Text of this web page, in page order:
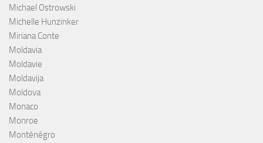
Michael Ostrowski
Michelle Hunzinker
Miriana Conte
Moldavia
Moldavie
Moldavija
Moldova
Monaco
Monroe
Monténégro